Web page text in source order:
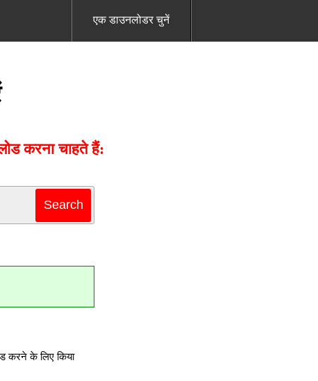
एक डाउनलोडर चुनें
करना चाहते हैं:
करने के लिए किया